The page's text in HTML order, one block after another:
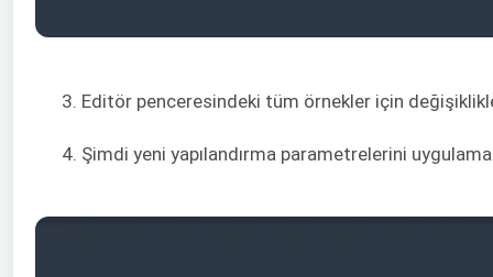
3. Editör penceresindeki tüm örnekler için
4. Şimdi yeni yapılandırma parametrelerini